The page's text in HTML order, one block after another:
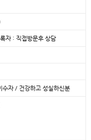
자 : 직접방문후 상담
자 / 건강하고 성실하신분